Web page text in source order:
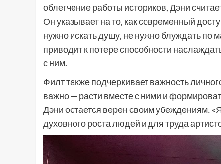
облегчение работы историков, Дэни
Он указывает на то, как современный
нужно искать душу, не нужно блуждать по
приводит к потере способности
с ним.
Филт также подчеркивает важность
важно — расти вместе с ними и
Дэни остается верен своим убеждениям:
духовного роста людей и для труда